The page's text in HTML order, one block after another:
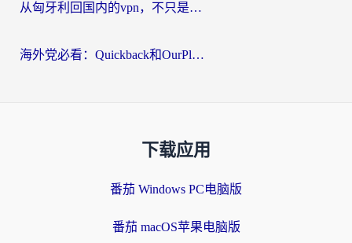
从匈牙利回国内的vpn，不只是为了刷剧那么简单
海外党必看：Quickback和OurPlay好用吗？3分钟选对回国加速器，无缝刷剧玩游戏
下载应用
番茄 Windows PC电脑版
番茄 macOS苹果电脑版